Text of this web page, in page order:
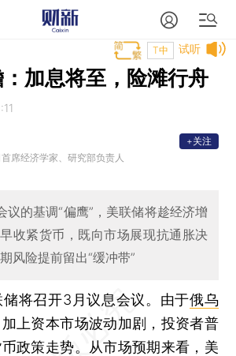
试听
T中
加息将至，险滩行舟
席经济学家、研究部负责人
+关注
议的基调“偏鹰”，美联储将趁经济增
收紧货币，既向市场展现抗通胀决
风险提前留出“缓冲带”
将召开3月议息会议。由于俄乌
上资本市场波动加剧，投资者普
政策走势。从市场预期来看，美